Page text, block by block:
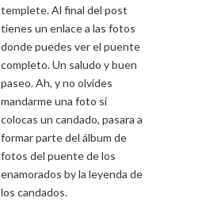
templete. Al final del post
tienes un enlace a las fotos
donde puedes ver el puente
completo. Un saludo y buen
paseo. Ah, y no olvides
mandarme una foto si
colocas un candado, pasara a
formar parte del álbum de
fotos del puente de los
enamorados by la leyenda de
los candados.